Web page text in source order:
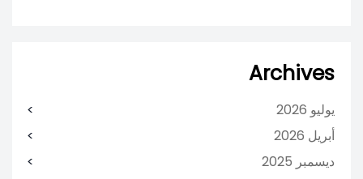
Archives
يوليو 2026
أبريل 2026
ديسمبر 2025